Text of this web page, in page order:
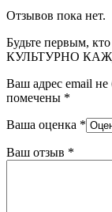
Отзывов пока нет.
Будьте первым,
КУЛЬТУРНО
Ваш адрес email не
помечены *
Ваша оценка *
Ваш отзыв *